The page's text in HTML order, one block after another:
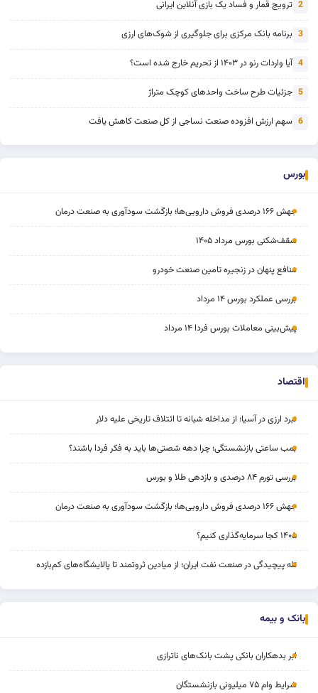
2 ترویج قمار و فساد یک بازی آنلاین ایرانی
3 برنامه بانک مرکزی برای جلوگیری از شوک‌های ارزی
4 آیا واردات رنو در ۱۴۰۳ از تحریم خارج شده است؟
5 جزئیات طرح ساخت واحدهای کوچک متراژ
6 سهم ارزش افزوده صنعت نساجی از کل صنعت کاهش یافت
بورس
جهش ۱۶۶ درصدی فروش دارویی‌ها؛ بازگشت سودآوری به صنعت درمان
سقف‌شکنی بورس مرداد ۱۴۰۵
منافع پنهان در زنجیره تامین صنعت خودرو
بررسی عملکرد بورس ۱۴ مرداد
پیش‌بینی معاملات بورس فردا ۱۴ مرداد
اقتصاد
نبرد ارزی در آسیا؛ از مداخله‌ شبانه تا ائتلاف تاریخی علیه دلار
بمب ساعتی بازنشستگی؛ چرا دهه شصتی‌ها باید به فکر فردا باشند؟
بررسی تورم ۸۴ درصدی و بازدهی طلا و بورس
جهش ۱۶۶ درصدی فروش دارویی‌ها؛ بازگشت سودآوری به صنعت درمان
۱۴۰۵ کجا سرمایه‌گذاری کنیم؟
تله پیچیدگی در صنعت نفت ایران؛ از میادین ثروتمند تا پالایشگاه‌های کم‌بازده
بانک و بیمه
ابر بدهکاران بانکی پشت بانک‌های ناترازی
شرایط وام ۷۵ میلیونی بازنشستگان